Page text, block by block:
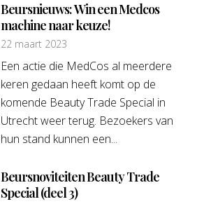
Beursnieuws: Win een Medcos
machine naar keuze!
22 maart 2023
Een actie die MedCos al meerdere
keren gedaan heeft komt op de
komende Beauty Trade Special in
Utrecht weer terug. Bezoekers van
hun stand kunnen een...
Beursnoviteiten Beauty Trade
Special (deel 3)